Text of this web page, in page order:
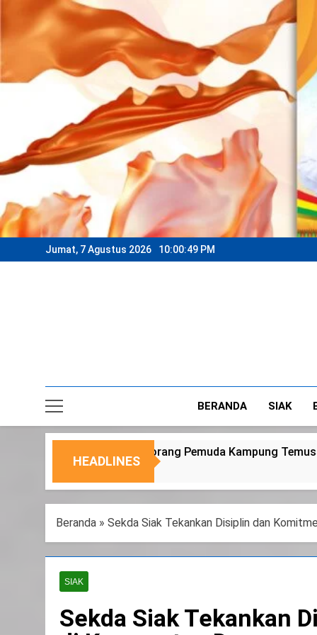
content
Jumat, 7 Agustus 2026 10:00:52 PM
BERANDA SIAK
HEADLINES
Kampung Temusai Dukung Program
Beranda » Sekda Siak Tekankan Disiplin dan
SIAK
Sekda Siak Tekankan